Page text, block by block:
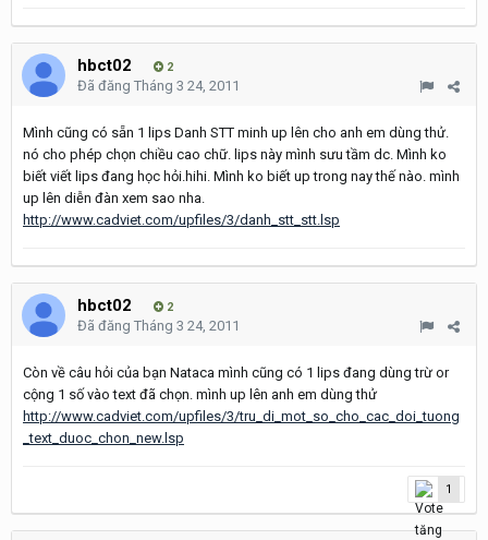
hbct02 2
Đã đăng Tháng 3 24, 2011
Mình cũng có sẵn 1 lips Danh STT minh up lên cho anh em dùng thử.
nó cho phép chọn chiều cao chữ. lips này mình sưu tầm dc. Mình ko
biết viết lips đang học hỏi.hihi. Mình ko biết up trong nay thế nào. mình
up lên diễn đàn xem sao nha.
http://www.cadviet.com/upfiles/3/danh_stt_stt.lsp
hbct02 2
Đã đăng Tháng 3 24, 2011
Còn về câu hỏi của bạn Nataca mình cũng có 1 lips đang dùng trừ or
cộng 1 số vào text đã chọn. mình up lên anh em dùng thử
http://www.cadviet.com/upfiles/3/tru_di_mot_so_cho_cac_doi_tuong
_text_duoc_chon_new.lsp
1